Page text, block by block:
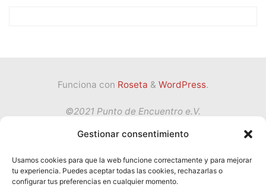
Gestionar consentimiento
Usamos cookies para que la web funcione correctamente y para mejorar
tu experiencia. Puedes aceptar todas las cookies, rechazarlas o
configurar tus preferencias en cualquier momento.
Funciona con Roseta & WordPress.
©2021 Punto de Encuentro e.V.
Política de privacidad
Volver